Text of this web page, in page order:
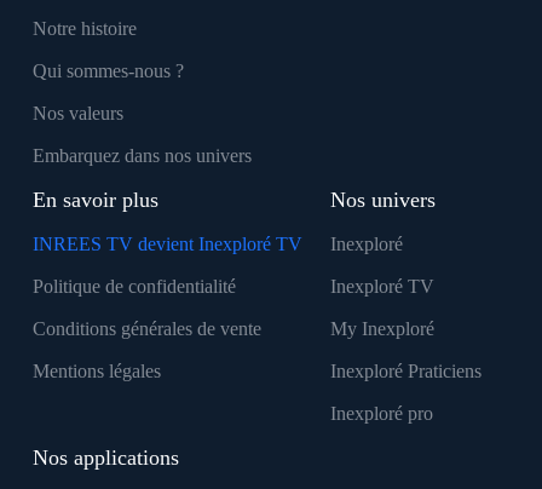
Notre histoire
Qui sommes-nous ?
Nos valeurs
Embarquez dans nos univers
En savoir plus
INREES TV devient Inexploré TV
Politique de confidentialité
Conditions générales de vente
Mentions légales
Nos univers
Inexploré
Inexploré TV
My Inexploré
Inexploré Praticiens
Inexploré pro
Nos applications